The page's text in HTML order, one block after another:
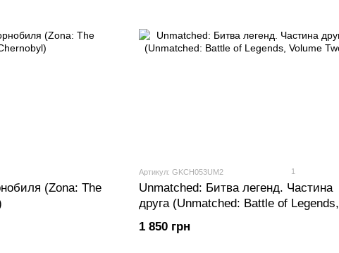
(Zona: The
Артикул: GKCH053UM2 1
Unmatched: Битва легенд. Частина
друга (Unmatched: Battle of Legends,
Volume Two)
1 850 грн